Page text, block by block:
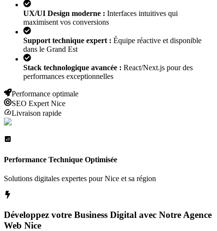
UX/UI Design moderne : Interfaces intuitives qui
maximisent vos conversions
Support technique expert : Équipe réactive et disponible
dans le Grand Est
Stack technologique avancée : React/Next.js pour des
performances exceptionnelles
Performance optimale
SEO Expert Nice
Livraison rapide
Performance Technique Optimisée
Solutions digitales expertes pourNice et sa région
Développez votre Business Digital avec Notre Agence
Web Nice